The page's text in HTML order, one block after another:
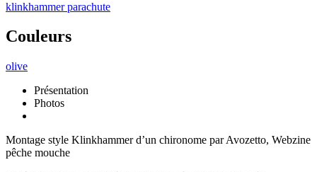
klinkhammer parachute
Couleurs
olive
Présentation
Photos
Montage style Klinkhammer d’un chironome par Avozetto, Webzine
pêche mouche